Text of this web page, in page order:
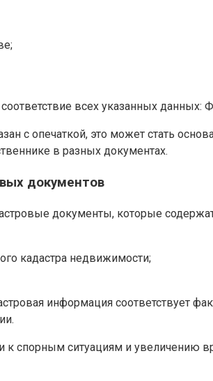
всех указанных
с опечаткой, это может стать
в разных документах.
документов
документы, которые
кадастра недвижимости;
информация соответствует
к спорным ситуациям и увеличению